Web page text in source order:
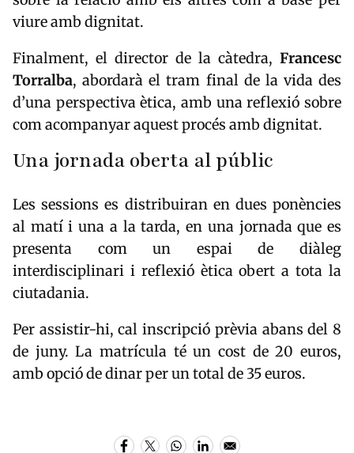
viure amb dignitat.
Finalment, el director de la càtedra, Francesc
Torralba, abordarà el tram final de la vida des
d’una perspectiva ètica, amb una reflexió sobre
com acompanyar aquest procés amb dignitat.
Una jornada oberta al públic
Les sessions es distribuiran en dues ponències
al matí i una a la tarda, en una jornada que es
presenta com un espai de diàleg
interdisciplinari i reflexió ètica obert a tota la
ciutadania.
Per assistir-hi, cal inscripció prèvia abans del 8
de juny. La matrícula té un cost de 20 euros,
amb opció de dinar per un total de 35 euros.